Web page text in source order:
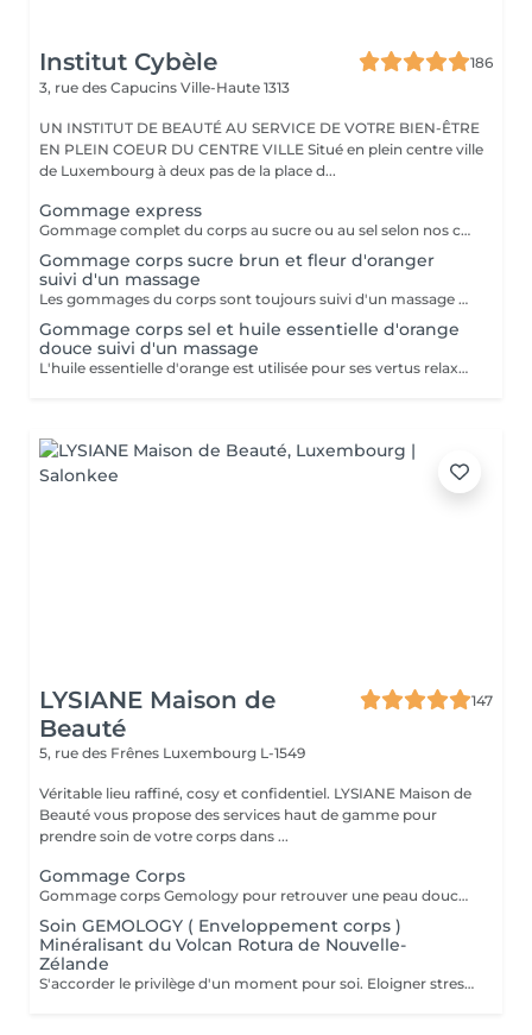
Institut Cybèle
186
3, rue des Capucins Ville-Haute 1313
UN INSTITUT DE BEAUTÉ AU SERVICE DE VOTRE BIEN-ÊTRE
EN PLEIN COEUR DU CENTRE VILLE Situé en plein centre ville
de Luxembourg à deux pas de la place d...
Gommage express
Gommage complet du corps au sucre ou au sel selon nos créations du moment suivi d'une douche.
Gommage corps sucre brun et fleur d'oranger
suivi d'un massage
Les gommages du corps sont toujours suivi d'un massage à l'huile chaude.
Gommage corps sel et huile essentielle d'orange
douce suivi d'un massage
L'huile essentielle d'orange est utilisée pour ses vertus relaxantes et apaisantes. Elle aide à lutter contre le stress et facilite l'endormissement. Les gommages du corps sont suivis d'un massage complet à l'huile chaude.
LYSIANE Maison de
Beauté
147
5, rue des Frênes Luxembourg L-1549
Véritable lieu raffiné, cosy et confidentiel. LYSIANE Maison de
Beauté vous propose des services haut de gamme pour
prendre soin de votre corps dans ...
Gommage Corps
Gommage corps Gemology pour retrouver une peau douce et veloutée.
Soin GEMOLOGY ( Enveloppement corps )
Minéralisant du Volcan Rotura de Nouvelle-
Zélande
S'accorder le privilège d'un moment pour soi. Eloigner stress et fatigue. Profiter sans retenue des bienfaits énergisants d'un soin de remise en forme.